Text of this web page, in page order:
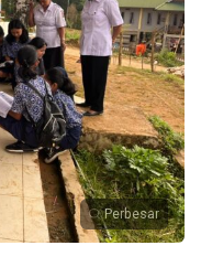
Perbesar